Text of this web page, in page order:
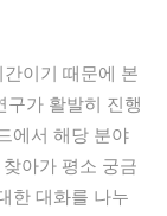
이기 때문에 본
구가 활발히 진행
에서 해당 분야
아가 평소 궁금
한 대화를 나누